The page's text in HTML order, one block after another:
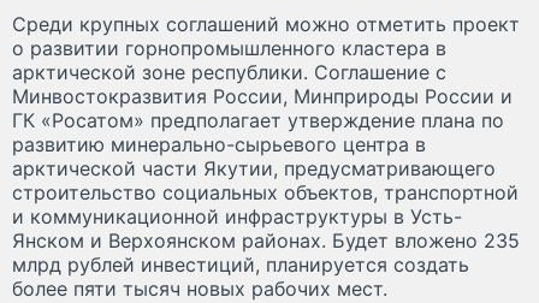
Среди крупных соглашений можно отметить проект
о развитии горнопромышленного кластера в
арктической зоне республики. Соглашение с
Минвостокразвития России, Минприроды России и
ГК «Росатом» предполагает утверждение плана по
развитию минерально-сырьевого центра в
арктической части Якутии, предусматривающего
строительство социальных объектов, транспортной
и коммуникационной инфраструктуры в Усть-
Янском и Верхоянском районах. Будет вложено 235
млрд рублей инвестиций, планируется создать
более пяти тысяч новых рабочих мест.